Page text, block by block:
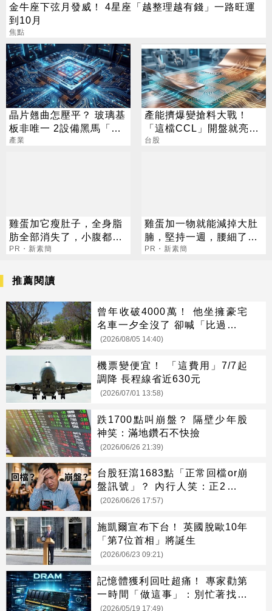
金牛座下弦月發威！ 4星座「越整理越有錢」一路旺運
到10月
焦點
晶片翹曲怎壓平？ 玻璃基
板非唯一 2設備黑馬「防
彎神器」曝
產業
產能擠爆變搶料大戰！
「這檔CCL」開盤就亮燈
大和看到600元
台股
雞蛋加它瘦肚子，全身脂
肪全部消失了，小腹都平
坦了
PR・新素簡
雞蛋加一物就能減掉大肚
腩，堅持一週，腰細了，
瘦到你懷疑人生！
PR・新素簡
推薦閱讀
曾年收破4000萬！ 他坐擁豪宅
名車一夕全沒了 卻喊「比過去更
快樂」
(2026/08/05 14:40)
機票變便宜！ 「這費用」7/7起
調降 長程線省近630元
(2026/07/01 13:58)
跌1700點叫崩盤？ 隔壁少年股
神笑：滿地鑽石不快撿
(2026/06/26 21:39)
台股狂瀉1683點「正常回檔or崩
盤訊號」？ 內行人笑：正2甜蜜
點
(2026/06/26 17:57)
施凱爾宣布下台！ 英國脫歐10年
「第7位首相」將誕生
(2026/06/23 09:21)
記憶體獲利回吐超痛！ 專家勸第
一時間「做這事」：別忙著找原
因
(2026/05/19 17:49)